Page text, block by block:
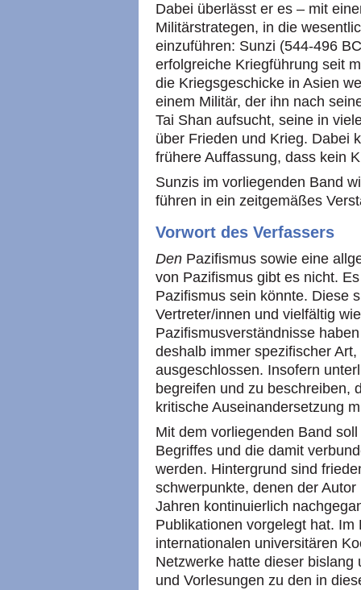
Dabei überlässt er es – mit
Militärstrategen, in die
einzuführen: Sunzi (544-496
erfolgreiche Kriegführung seit
die Kriegsgeschicke in Asien
einem Militär, der ihn nach
Tai Shan aufsucht, seine in
über Frieden und Krieg. Dabei
frühere Auffassung, dass kein
Sunzis im vorliegenden Band
führen in ein zeitgemäßes
Vorwort des Verfassers
Den Pazifismus sowie eine
von Pazifismus gibt es nicht.
Pazifismus sein könnte. Diese
Vertreter/innen und vielfältig
Pazifismusverständnisse
deshalb immer spezifischer
ausgeschlossen. Insofern
begreifen und zu beschreiben,
kritische Auseinandersetzung
Mit dem vorliegenden Band
Begriffes und die damit
werden. Hintergrund sind
schwerpunkte, denen der
Jahren kontinuierlich
Publikationen vorgelegt hat.
internationalen universitären
Netzwerke hatte dieser
und Vorlesungen zu den in